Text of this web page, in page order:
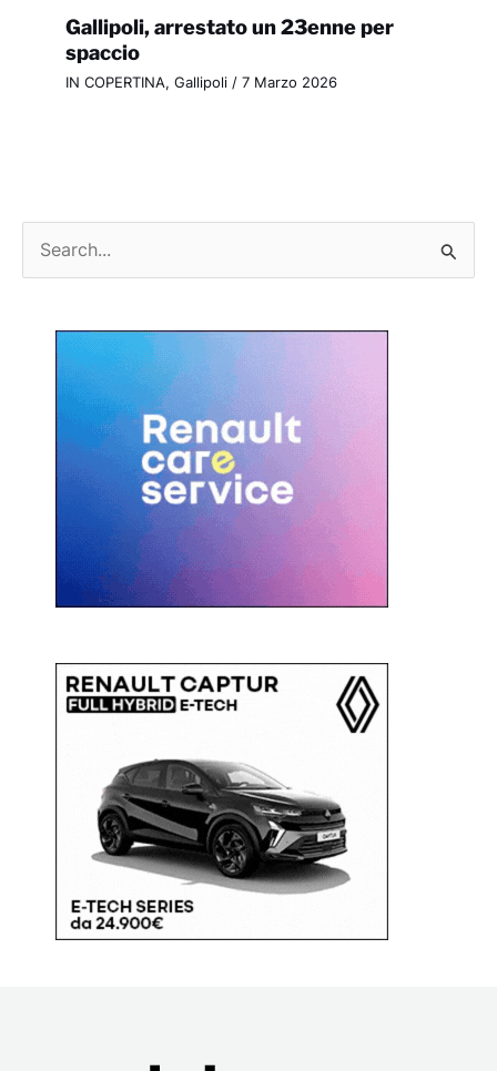
Gallipoli, arrestato un 23enne per
spaccio
IN COPERTINA, Gallipoli/ 7 Marzo 2026